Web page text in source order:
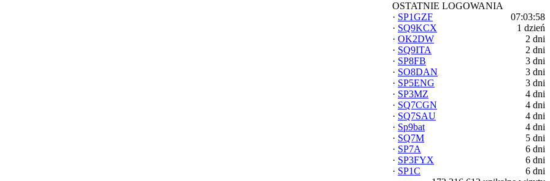
OSTATNIE LOGOWANIA
· SP1GZF
07:03:58
· SQ9KCX
1 dzień
· OK2DW
2 dni
· SQ9ITA
2 dni
· SP8FB
3 dni
· SO8DAN
3 dni
· SP5ENG
3 dni
· SP3MZ
4 dni
· SQ7CGN
4 dni
· SQ7SAU
4 dni
· Sp9bat
4 dni
· SQ7M
5 dni
· SP7A
6 dni
· SP3FYX
6 dni
· SP1C
6 dni